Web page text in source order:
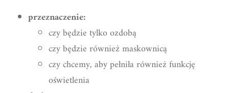
przeznaczenie:
czy będzie tylko ozdobą
czy będzie również maskownicą
czy chcemy, aby pełniła również funkcję
oświetlenia